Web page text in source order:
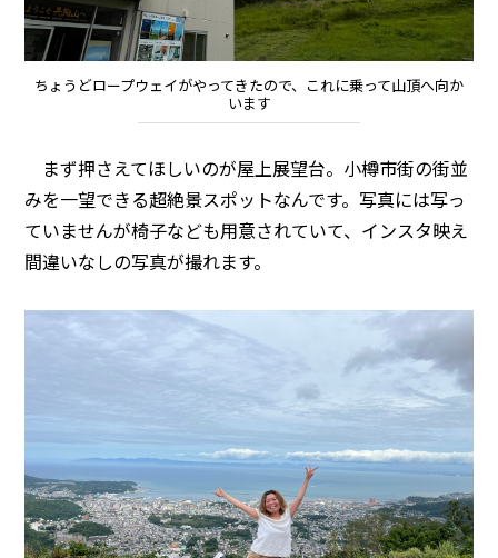
ちょうどロープウェイがやってきたので、これに乗って山頂へ向か
います
まず押さえてほしいのが屋上展望台。小樽市街の街並
みを一望できる超絶景スポットなんです。写真には写っ
ていませんが椅子なども用意されていて、インスタ映え
間違いなしの写真が撮れます。